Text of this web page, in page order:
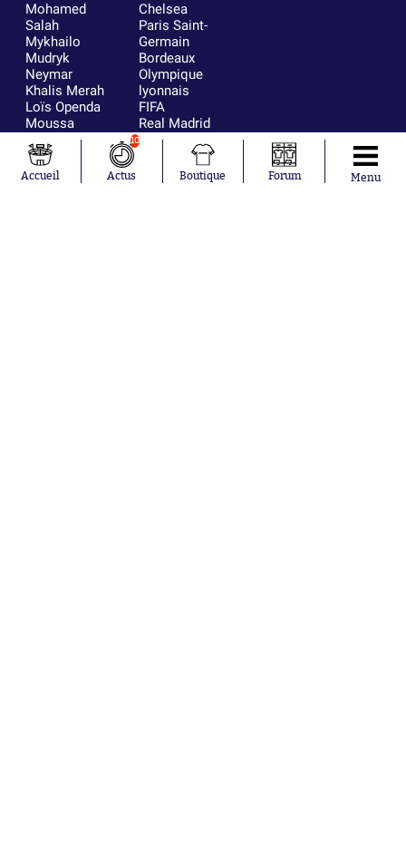
Mohamed
Salah
Mykhailo
Mudryk
Neymar
Khalis Merah
Loïs Openda
Moussa
Niakhaté
Nicolás
Tagliafico
Pavel Šulc
Chelsea
Paris Saint-
Germain
Bordeaux
Olympique
lyonnais
FIFA
Real Madrid
RC Strasbourg
AC Milan
RC Lens
Accueil
10
Actus Boutique Forum Menu